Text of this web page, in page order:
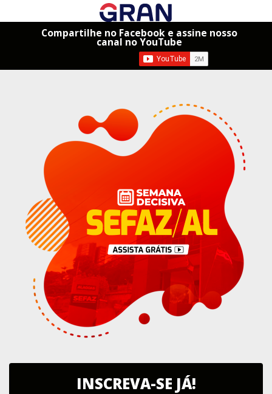
Compartilhe no Facebook e assine nosso
canal no YouTube
INSCREVA-SE JÁ!